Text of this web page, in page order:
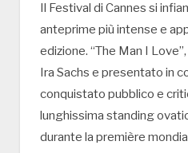
Il Festival di Cannes si
anteprime più intense e
edizione. “The Man I Love
Ira Sachs e presentato in
conquistato pubblico e
lunghissima standing
durante la première